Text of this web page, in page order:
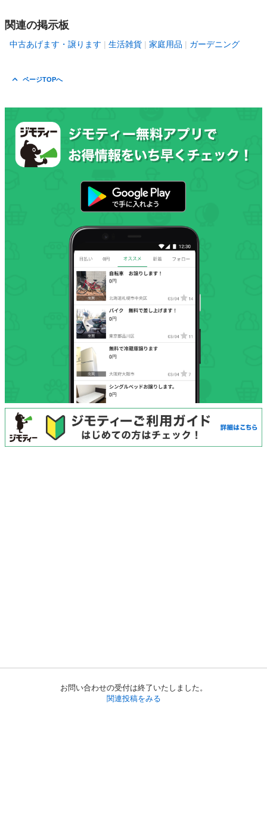
お問い合わせの受付は終了いたしました。
関連投稿をみる
関連の掲示板
中古あげます・譲ります 生活雑貨 家庭用品 ガーデニング
ページTOPへ